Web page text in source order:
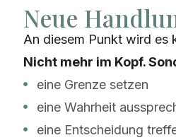
Neue
An diesem Punkt wird es
Nicht mehr im Kopf.
eine Grenze setzen
eine Wahrheit
eine Entscheidung